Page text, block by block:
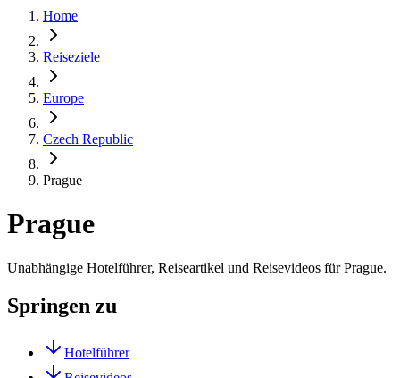
Home
Reiseziele
Europe
Czech Republic
Prague
Prague
Unabhängige Hotelführer, Reiseartikel und Reisevideos für Prague.
Springen zu
Hotelführer